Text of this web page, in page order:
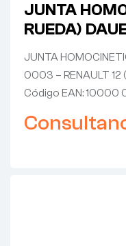
JUNTA
RUEDA)
RENAULT
Todos
JUNTA
0003 – RENAULT
Código EAN: 10000